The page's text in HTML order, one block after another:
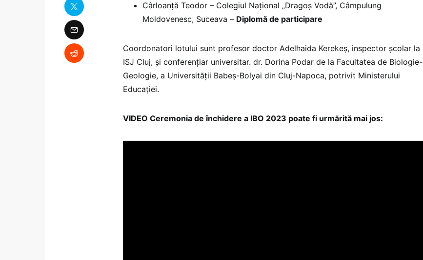
Cârloanță Teodor – Colegiul Național „Dragoș Vodă”, Câmpulung
Moldovenesc, Suceava – Diplomă de participare
Coordonatori lotului sunt profesor doctor Adelhaida Kerekeș, inspector școlar la
ISJ Cluj, și conferențiar universitar. dr. Dorina Podar de la Facultatea de Biologie-
Geologie, a Universității Babeș-Bolyai din Cluj-Napoca, potrivit Ministerului
Educației.
VIDEO Ceremonia de închidere a IBO 2023 poate fi urmărită mai jos: